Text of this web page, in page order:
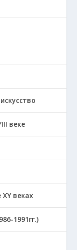
веке
ХҮ веках
1991гг.)